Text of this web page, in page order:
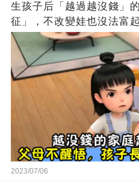
生孩子后「越過越沒錢」
征」，不改變娃也沒法富
2023/07/06